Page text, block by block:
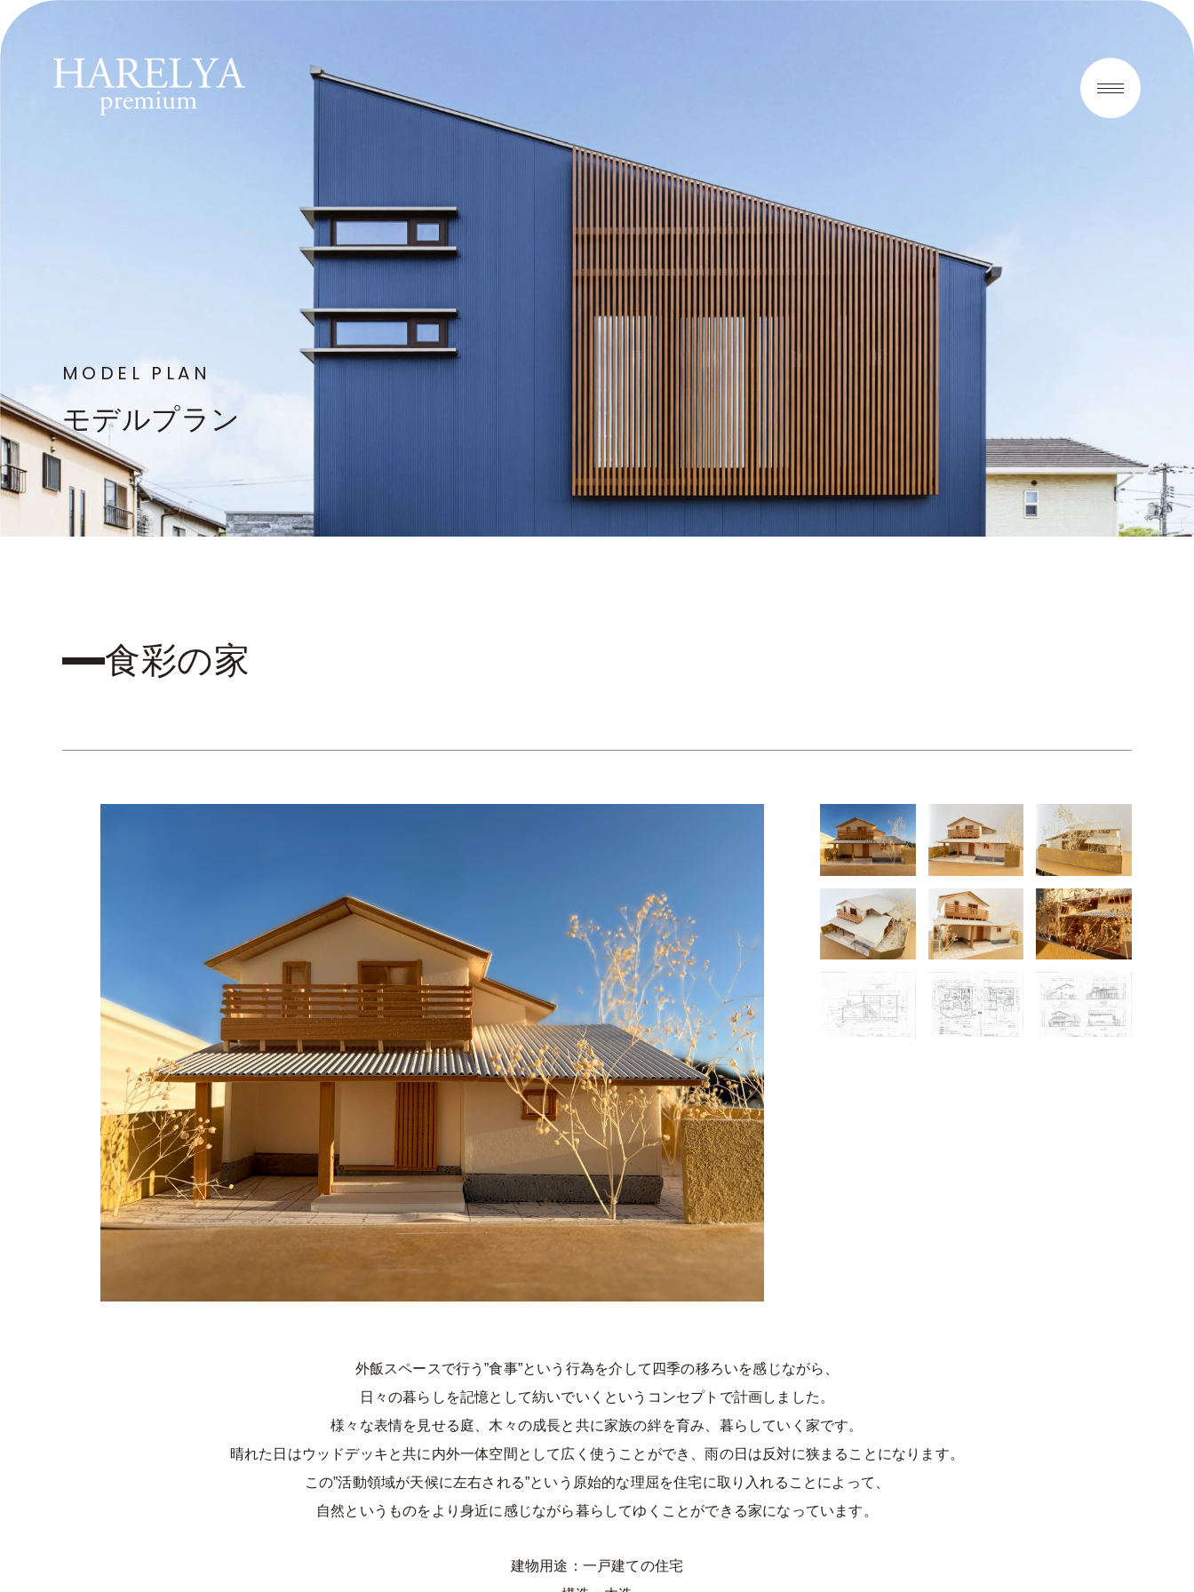
MODEL PLAN
モデルプラン
食彩の家
外飯スペースで行う”食事”という行為を介して四季の移ろいを感じながら、
日々の暮らしを記憶として紡いでいくというコンセプトで計画しました。
様々な表情を見せる庭、木々の成長と共に家族の絆を育み、暮らしていく家です。
晴れた日はウッドデッキと共に内外一体空間として広く使うことができ、雨の日は反対に狭まることになります。
この”活動領域が天候に左右される”という原始的な理屈を住宅に取り入れることによって、
自然というものをより身近に感じながら暮らしてゆくことができる家になっています。
建物用途：一戸建ての住宅